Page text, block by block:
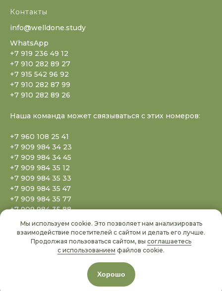
Контакты
info@welldone.study
WhatsApp
+7 919 236 49 12
+7 910 282 89 27
+7 915 542 96 92
+7 910 282 87 99
+7 910 282 89 26
Наша команда может связываться с этих номеров:
+7 960 108 25 41
+7 909 984 34 23
+7 909 984 34 45
+7 909 984 35 12
+7 909 984 35 33
+7 909 984 35 47
+7 909 984 35 77
+7 909 984 35 88
+7 909 984 35 99
+7 909 984 36 20
+7 909 984 36 50
+7 778 096 68 02
Мы используем cookie. Это позволяет нам анализировать
взаимодействие посетителей с сайтом и делать его лучше.
Продолжая пользоваться сайтом, вы соглашаетесь
с использованием файлов cookie.
Хорошо